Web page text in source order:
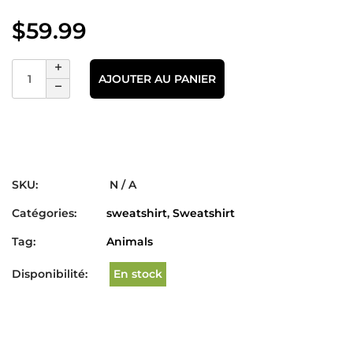
$59.99
AJOUTER AU PANIER
SKU:
N / A
Catégories:
sweatshirt, Sweatshirt
Tag:
Animals
Disponibilité: En stock